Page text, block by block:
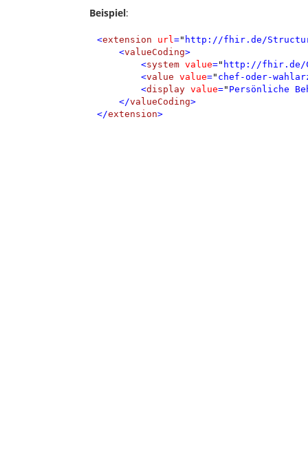
Beispiel:
<extension url =" http://fhir.de/
<valueCoding>
<system value=" http://fhir.de/
<value value=" chef-oder-
<display value=" Persönliche
</valueCoding>
</extension>